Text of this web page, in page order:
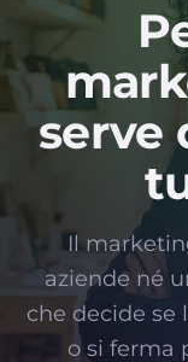
serve
Il
aziende né
che decide se
o si ferma